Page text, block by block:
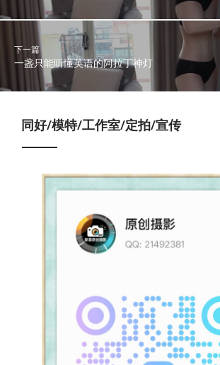
下一篇
一盏只能听懂英语的阿拉丁神灯
同好/模特/工作室/定拍/宣传